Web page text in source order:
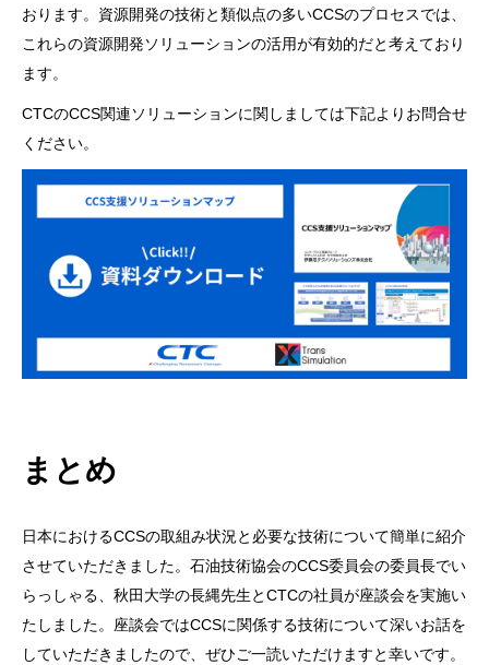
おります。資源開発の技術と類似点の多いCCSのプロセスでは、
これらの資源開発ソリューションの活用が有効的だと考えており
ます。
CTCのCCS関連ソリューションに関しましては下記よりお問合せ
ください。
まとめ
日本におけるCCSの取組み状況と必要な技術について簡単に紹介
させていただきました。石油技術協会のCCS委員会の委員長でい
らっしゃる、秋田大学の長縄先生とCTCの社員が座談会を実施い
たしました。座談会ではCCSに関係する技術について深いお話を
していただきましたので、ぜひご一読いただけますと幸いです。